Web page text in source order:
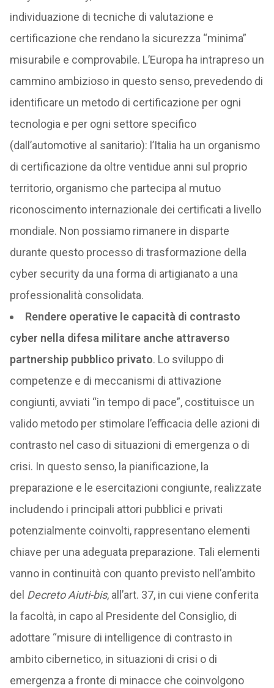
individuazione di tecniche di valutazione e
certificazione che rendano la sicurezza “minima”
misurabile e comprovabile. L’Europa ha intrapreso un
cammino ambizioso in questo senso, prevedendo di
identificare un metodo di certificazione per ogni
tecnologia e per ogni settore specifico
(dall’automotive al sanitario): l’Italia ha un organismo
di certificazione da oltre ventidue anni sul proprio
territorio, organismo che partecipa al mutuo
riconoscimento internazionale dei certificati a livello
mondiale. Non possiamo rimanere in disparte
durante questo processo di trasformazione della
cyber security da una forma di artigianato a una
professionalità consolidata.
Rendere operative le capacità di contrasto
cyber nella difesa militare anche attraverso
partnership pubblico privato. Lo sviluppo di
competenze e di meccanismi di attivazione
congiunti, avviati “in tempo di pace”, costituisce un
valido metodo per stimolare l’efficacia delle azioni di
contrasto nel caso di situazioni di emergenza o di
crisi. In questo senso, la pianificazione, la
preparazione e le esercitazioni congiunte, realizzate
includendo i principali attori pubblici e privati
potenzialmente coinvolti, rappresentano elementi
chiave per una adeguata preparazione. Tali elementi
vanno in continuità con quanto previsto nell’ambito
del Decreto Aiuti-bis, all’art. 37, in cui viene conferita
la facoltà, in capo al Presidente del Consiglio, di
adottare “misure di intelligence di contrasto in
ambito cibernetico, in situazioni di crisi o di
emergenza a fronte di minacce che coinvolgono